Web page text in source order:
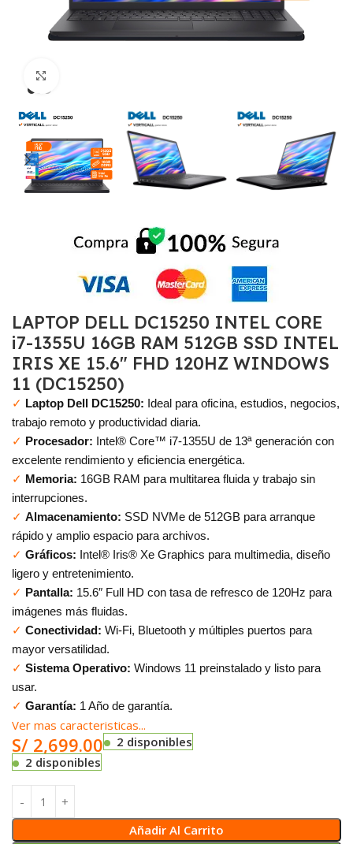
LAPTOP DELL DC15250 INTEL CORE
i7-1355U 16GB RAM 512GB SSD INTEL
IRIS XE 15.6″ FHD 120HZ WINDOWS
11 (DC15250)
✓ Laptop Dell DC15250: Ideal para oficina, estudios, negocios,
trabajo remoto y productividad diaria.
✓ Procesador: Intel® Core™ i7-1355U de 13ª generación con
excelente rendimiento y eficiencia energética.
✓ Memoria: 16GB RAM para multitarea fluida y trabajo sin
interrupciones.
✓ Almacenamiento: SSD NVMe de 512GB para arranque
rápido y amplio espacio para archivos.
✓ Gráficos: Intel® Iris® Xe Graphics para multimedia, diseño
ligero y entretenimiento.
✓ Pantalla: 15.6″ Full HD con tasa de refresco de 120Hz para
imágenes más fluidas.
✓ Conectividad: Wi-Fi, Bluetooth y múltiples puertos para
mayor versatilidad.
✓ Sistema Operativo: Windows 11 preinstalado y listo para
usar.
✓ Garantía: 1 Año de garantía.
Ver mas caracteristicas...
S/ 2,699.00
2 disponibles
2 disponibles
Añadir Al Carrito